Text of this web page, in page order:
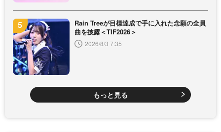
Rain Treeが目標達成で手に入れた念願の全員
曲を披露＜TIF2026＞
2026/8/3 7:35
もっと見る